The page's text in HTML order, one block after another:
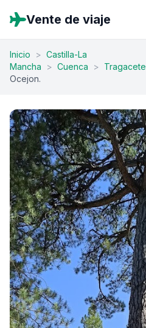
Vente de viaje
Inicio > Castilla-La
Mancha
> Cuenca > Tragacete
Ocejon.